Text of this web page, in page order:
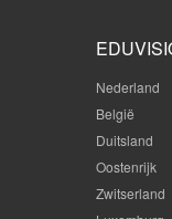
Nederland
België
Duitsland
Oostenrijk
Zwitserland